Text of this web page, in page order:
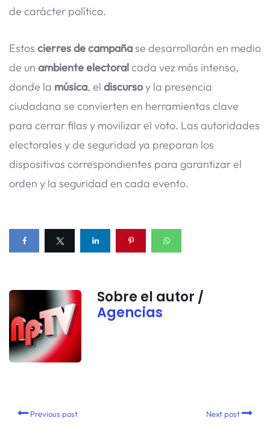
de carácter político.
Estos cierres de campañase desarrollarán en medio
de un ambiente electoralcada vez más intenso,
donde la música, el discursoy la presencia
ciudadana se convierten en herramientas clave
para cerrar filas y movilizar el voto. Las autoridades
electorales y de seguridad ya preparan los
dispositivos correspondientes para garantizar el
orden y la seguridad en cada evento.
Sobre el autor /
Agencias
Previous post Next post